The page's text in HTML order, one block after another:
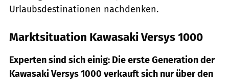
Urlaubsdestinationen nachdenken.
Marktsituation Kawasaki Versys 1000
Experten sind sich einig: Die erste Generation der
Kawasaki Versys 1000 verkauft sich nur über den